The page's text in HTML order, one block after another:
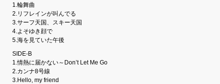
1.輪舞曲
2.リフレインが叫んでる
3.サーフ天国、スキー天国
4.よそゆき顔で
5.海を見ていた午後
SIDE-B
1.情熱に届かない～Don’t Let Me Go
2.カンナ8号線
3.Hello, my friend